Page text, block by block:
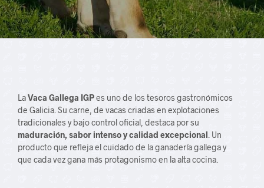
LaVaca Gallega IGPes uno de los tesoros gastronómicos
de Galicia. Su carne, de vacas criadas en explotaciones
tradicionales y bajo control oficial, destaca por su
maduración, sabor intenso y calidad excepcional . Un
producto que refleja el cuidado de la ganadería gallega y
que cada vez gana más protagonismo en la alta cocina.